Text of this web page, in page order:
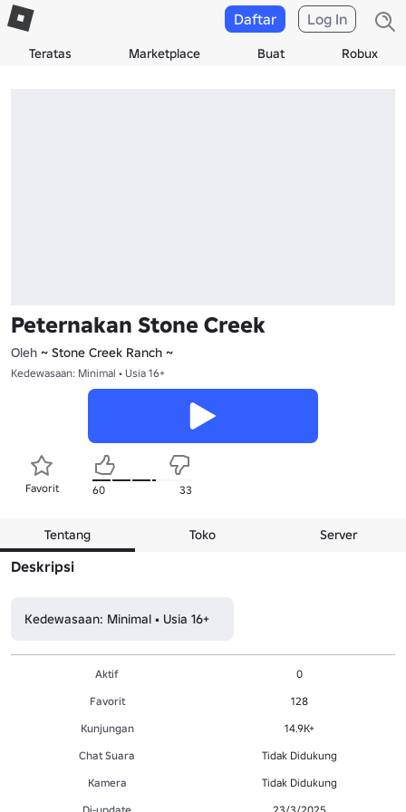
Teratas Marketplace Buat Robux
Daftar Log In
Peternakan Stone Creek
Oleh ~ Stone Creek Ranch ~
Kedewasaan: Minimal • Usia 16+
Favorit 60 33
Tentang Toko Server
Deskripsi
Kedewasaan: Minimal • Usia 16+
Aktif
0
Favorit
128
Kunjungan
14.9K+
Chat Suara
Tidak Didukung
Kamera
Tidak Didukung
Di-update
23/3/2025